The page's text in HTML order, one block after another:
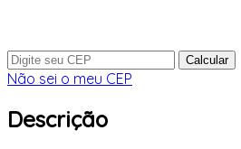
Calcular
Não sei o meu CEP
Descrição